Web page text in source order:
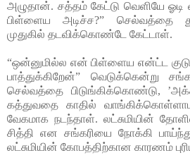
அழுதான். சத்தம் கேட்டு வெளியே
பிள்ளைய அடிச்ச?” செல்வத்தை
முதுகில் தடவிக்கொண்டே கேட்டாள்.
“ஒன்னுமில்ல என் பிள்ளைய என்ட்ட
பாத்துக்கிறேன்” வெடுக்கென்று
செல்வத்தை பிடுங்கிக்கொண்டு,
கத்துவதை காதில்
வேகமாக நடந்தாள். லட்சுமியின்
சித்தி என சங்கரியை நோக்கி
லட்சுமியின் கோபத்திற்கான காரணம்